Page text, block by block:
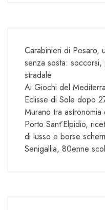
Carabinieri di Pesaro,
senza sosta:
stradale
Ai Giochi del
Eclisse di Sole dopo
Murano tra astronomia
Porto Sant’Elpidio,
di lusso e borse
Senigallia, 80enne